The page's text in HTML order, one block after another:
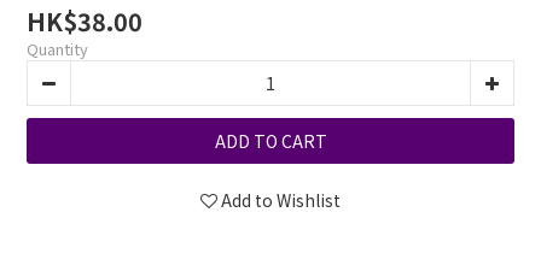
HK$38.00
Quantity
ADD TO CART
Add to Wishlist